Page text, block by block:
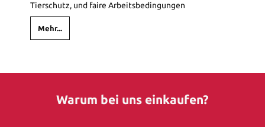
Tierschutz, und faire Arbeitsbedingungen
Mehr...
Warum bei uns einkaufen?